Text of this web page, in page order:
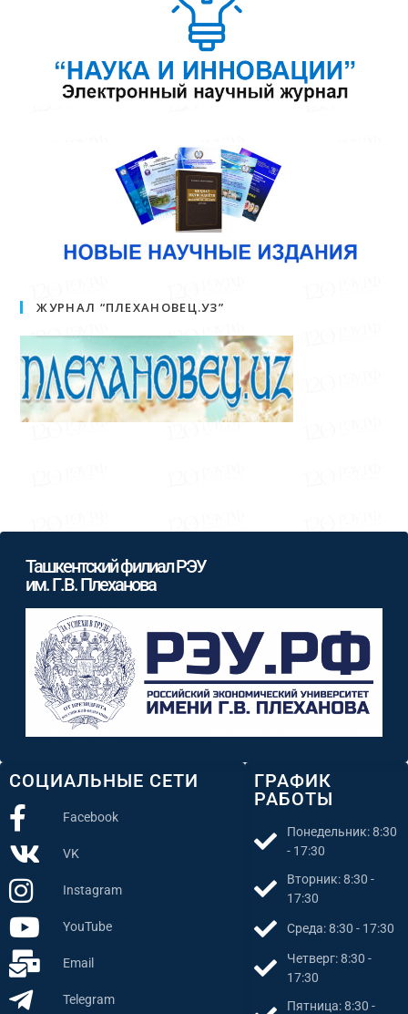
ЖУРНАЛ “ПЛЕХАНОВЕЦ.УЗ”
ГРАФИК
РАБОТЫ
Понедельник: 8:30
- 17:30
Вторник: 8:30 -
17:30
Среда: 8:30 - 17:30
Четверг: 8:30 -
17:30
Пятница: 8:30 -
СОЦИАЛЬНЫЕ СЕТИ
Facebook
VK
Instagram
YouTube
Email
Telegram
Ташкентский филиал РЭУ
им. Г.В. Плеханова